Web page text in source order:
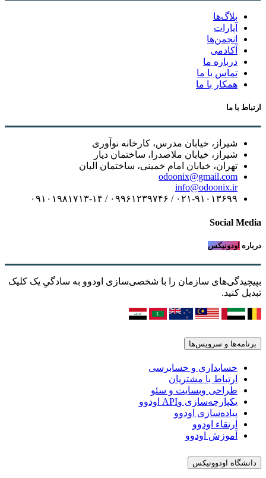
بلاگ‌ها
آپارات
انجمن‌ها
آکادمی
درباره ما
تماس با ما
همکار با ما
ارتباط با ما
شیراز، خیابان مدرس، کارخانه نوآوری
شیراز، خیابان ملاصدرا، ساختمان دیار
تهران، خیابان امام خمینی، ساختمان البان
odoonix@gmail.com
info@odoonix.ir
۰۲۱-۹۱۰۱۳۶۹۹ / ۰۹۹۶۱۲۳۹۷۴۶ / ۰۹۱۰۱۹۸۱۷۱۳-۱۴
Social Media
درباره اودونیکس
بپیچیدگی‌های سازمان را با شخصی‌سازی اودوو به سادگیِ یک کلیک
تبدیل کنید.
برنامه‌ها و سرویس‌ها
حسابداری و حسابرسی
ارتباط با مشتریان
طراحی وبسایت و سئو
یکپارچه‌سازی وAPI اودوو
پیاده‌سازی اودوو
ارتقاء اودوو
آموزش اودوو
دانشگاه اودوونیکس